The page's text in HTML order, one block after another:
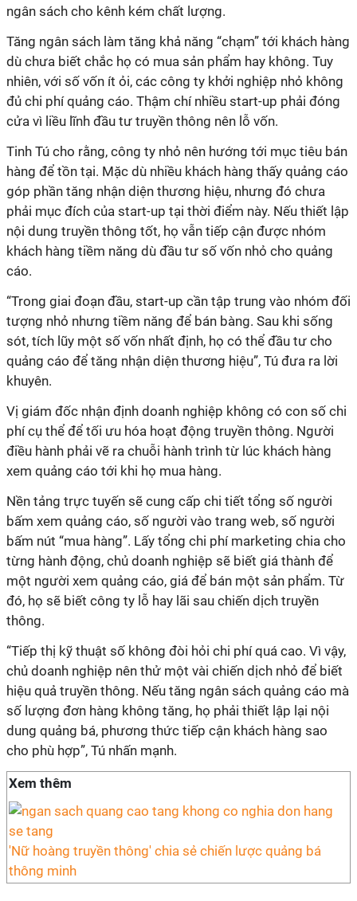
ngân sách cho kênh kém chất lượng.
Tăng ngân sách làm tăng khả năng “chạm” tới khách hàng
dù chưa biết chắc họ có mua sản phẩm hay không. Tuy
nhiên, với số vốn ít ỏi, các công ty khởi nghiệp nhỏ không
đủ chi phí quảng cáo. Thậm chí nhiều start-up phải đóng
cửa vì liều lĩnh đầu tư truyền thông nên lỗ vốn.
Tinh Tú cho rằng, công ty nhỏ nên hướng tới mục tiêu bán
hàng để tồn tại. Mặc dù nhiều khách hàng thấy quảng cáo
góp phần tăng nhận diện thương hiệu, nhưng đó chưa
phải mục đích của start-up tại thời điểm này. Nếu thiết lập
nội dung truyền thông tốt, họ vẫn tiếp cận được nhóm
khách hàng tiềm năng dù đầu tư số vốn nhỏ cho quảng
cáo.
“Trong giai đoạn đầu, start-up cần tập trung vào nhóm đối
tượng nhỏ nhưng tiềm năng để bán bàng. Sau khi sống
sót, tích lũy một số vốn nhất định, họ có thể đầu tư cho
quảng cáo để tăng nhận diện thương hiệu”, Tú đưa ra lời
khuyên.
Vị giám đốc nhận định doanh nghiệp không có con số chi
phí cụ thể để tối ưu hóa hoạt động truyền thông. Người
điều hành phải vẽ ra chuỗi hành trình từ lúc khách hàng
xem quảng cáo tới khi họ mua hàng.
Nền tảng trực tuyến sẽ cung cấp chi tiết tổng số người
bấm xem quảng cáo, số người vào trang web, số người
bấm nút “mua hàng”. Lấy tổng chi phí marketing chia cho
từng hành động, chủ doanh nghiệp sẽ biết giá thành để
một người xem quảng cáo, giá để bán một sản phẩm. Từ
đó, họ sẽ biết công ty lỗ hay lãi sau chiến dịch truyền
thông.
“Tiếp thị kỹ thuật số không đòi hỏi chi phí quá cao. Vì vậy,
chủ doanh nghiệp nên thử một vài chiến dịch nhỏ để biết
hiệu quả truyền thông. Nếu tăng ngân sách quảng cáo mà
số lượng đơn hàng không tăng, họ phải thiết lập lại nội
dung quảng bá, phương thức tiếp cận khách hàng sao
cho phù hợp”, Tú nhấn mạnh.
Xem thêm
'Nữ hoàng truyền thông' chia sẻ chiến lược quảng bá
thông minh